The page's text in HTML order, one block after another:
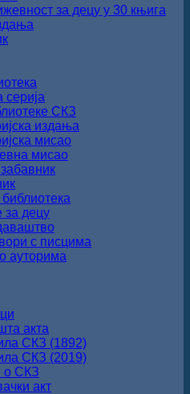
за децу у 30 књига
СКЗ
издања
мисао
мисао
за децу
с писцима
ауторима
акта
СКЗ (1892)
СКЗ (2019)
о СКЗ
акт